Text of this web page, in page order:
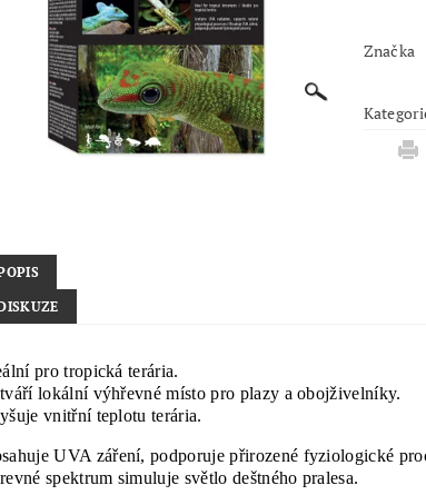
Značka
pro tropická terária.
lokální výhřevné místo pro plazy a obojživelníky.
vnitřní teplotu terária.
UVA záření, podporuje přirozené fyziologické
spektrum simuluje světlo deštného pralesa.